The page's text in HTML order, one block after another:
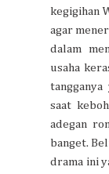
kegigihan
agar
dalam
usaha
saat
adegan
banget.
drama ini